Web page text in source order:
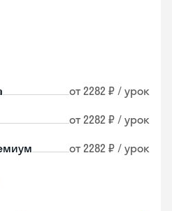
от 2282 ₽ / урок
от 2282 ₽ / урок
от 2282 ₽ / урок